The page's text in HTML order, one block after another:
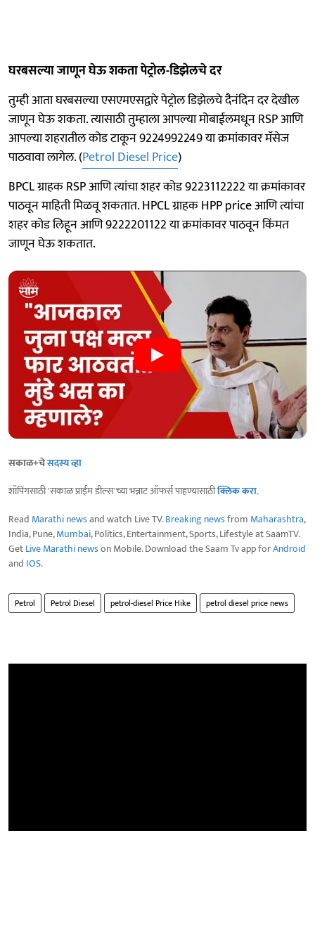
घरबसल्या जाणून घेऊ शकता पेट्रोल-डिझेलचे दर
तुम्ही आता घरबसल्या एसएमएसद्वारे पेट्रोल डिझेलचे दैनंदिन दर देखील
जाणून घेऊ शकता. त्यासाठी तुम्हाला आपल्या मोबाईलमधून RSP आणि
आपल्या शहरातील कोड टाकून 9224992249 या क्रमांकावर मॅसेज
पाठवावा लागेल. (Petrol Diesel Price)
BPCL ग्राहक RSP आणि त्यांचा शहर कोड 9223112222 या क्रमांकावर
पाठवून माहिती मिळवू शकतात. HPCL ग्राहक HPP price आणि त्यांचा
शहर कोड लिहून आणि 9222201122 या क्रमांकावर पाठवून किंमत
जाणून घेऊ शकतात.
सकाळ+चेसदस्य व्हा
शॉपिंगसाठी 'सकाळ प्राईम डील्स'च्या भन्नाट ऑफर्स पाहण्यासाठीक्लिक करा.
Read Marathi newsand watch Live TV.Breaking newsfrom Maharashtra,
India, Pune,Mumbai, Politics, Entertainment, Sports, Lifestyle at SaamTV.
GetLive Marathi newson Mobile. Download the Saam Tv app forAndroid
and IOS.
Petrol Petrol Diesel petrol-diesel Price Hike petrol diesel price news